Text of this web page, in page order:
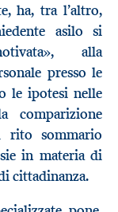
ha, tra l’altro,
asilo si
alla
presso le
le ipotesi nelle
comparizione
rito sommario
in materia di
cittadinanza.